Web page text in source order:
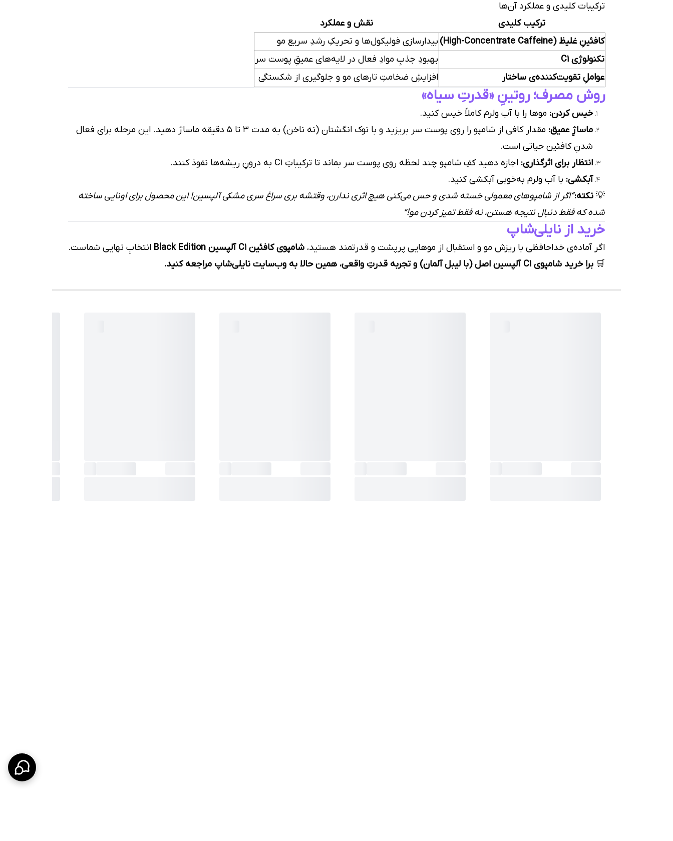
ترکیبات کلیدی و عملکرد آن‌ها
ترکیب کلیدی
نقش و عملکرد
کافئینِ غلیظ (High-Concentrate Caffeine)
بیدارسازی فولیکول‌ها و تحریکِ رشدِ سریع مو
تکنولوژی C1
بهبودِ جذبِ موادِ فعال در لایه‌های عمیقِ پوست سر
عواملِ تقویت‌کننده‌ی ساختار
افزایشِ ضخامتِ تارهای مو و جلوگیری از شکستگی
روش مصرف؛ روتینِ «قدرتِ سیاه»
خیس کردن: موها را با آب ولرم کاملاً خیس کنید.
ماساژِ عمیق:
مقدار کافی از شامپو را روی پوست سر بریزید و با نوک انگشتان (نه ناخن) به مدت ۳ تا ۵ دقیقه ماساژ دهید. این مرحله برای فعال
شدنِ کافئین حیاتی است.
انتظار برای اثرگذاری: اجازه دهید کفِ شامپو چند لحظه روی پوست سر بماند تا ترکیباتِ C1 به درونِ ریشه‌ها نفوذ کنند.
آبکشی: با آب ولرم به‌خوبی آبکشی کنید.
💡 نکته:“اگر از شامپوهای معمولی خسته شدی و حس می‌کنی هیچ اثری ندارن، وقتشه بری سراغ سری مشکی آلپسین! این محصول برای اونایی ساخته
شده که فقط دنبال نتیجه هستن، نه فقط تمیز کردن مو!”
خرید از نایلی‌شاپ
اگر آماده‌ی خداحافظی با ریزش مو و استقبال از موهایی پرپشت و قدرتمند هستید، شامپوی کافئین C1 آلپسین Black Edition
انتخابِ نهایی شماست.
🛒 برا خرید شامپوی C1 آلپسین اصل (با لیبل آلمان) و تجربه قدرتِ واقعی، همین حالا به وب‌سایت نایلی‌شاپ مراجعه کنید.